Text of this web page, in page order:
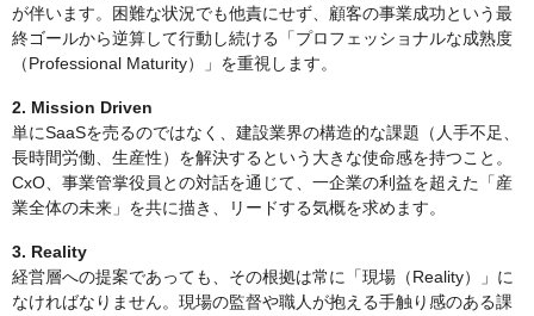
が伴います。困難な状況でも他責にせず、顧客の事業成功という最
終ゴールから逆算して行動し続ける「プロフェッショナルな成熟度
（Professional Maturity）」を重視します。
2. Mission Driven
単にSaaSを売るのではなく、建設業界の構造的な課題（人手不足、
長時間労働、生産性）を解決するという大きな使命感を持つこと。
CxO、事業管掌役員との対話を通じて、一企業の利益を超えた「産
業全体の未来」を共に描き、リードする気概を求めます。
3. Reality
経営層への提案であっても、その根拠は常に「現場（Reality）」に
なければなりません。現場の監督や職人が抱える手触り感のある課